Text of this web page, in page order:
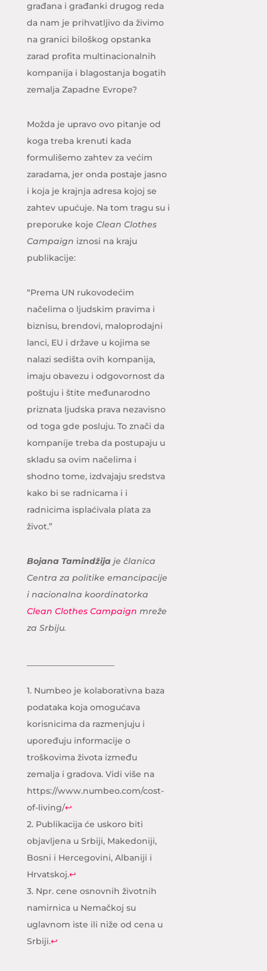
građana i građanki drugog reda
da nam je prihvatljivo da živimo
na granici biloškog opstanka
zarad profita multinacionalnih
kompanija i blagostanja bogatih
zemalja Zapadne Evrope?
Možda je upravo ovo pitanje od
koga treba krenuti kada
formulišemo zahtev za većim
zaradama, jer onda postaje jasno
i koja je krajnja adresa kojoj se
zahtev upućuje. Na tom tragu su i
preporuke koje Clean Clothes
Campaign iznosi na kraju
publikacije:
“Prema UN rukovodećim
načelima o ljudskim pravima i
biznisu, brendovi, maloprodajni
lanci, EU i države u kojima se
nalazi sedišta ovih kompanija,
imaju obavezu i odgovornost da
poštuju i štite međunarodno
priznata ljudska prava nezavisno
od toga gde posluju. To znači da
kompanije treba da postupaju u
skladu sa ovim načelima i
shodno tome, izdvajaju sredstva
kako bi se radnicama i i
radnicima isplaćivala plata za
život.”
Bojana Tamindžijaje članica
Centra za politike emancipacije
i nacionalna koordinatorka
Clean Clothes Campaign mreže
za Srbiju.
1.Numbeo je kolaborativna baza
podataka koja omogućava
korisnicima da razmenjuju i
upoređuju informacije o
troškovima života između
zemalja i gradova. Vidi više na
https://www.numbeo.com/cost-
of-living/↩
2.Publikacija će uskoro biti
objavljena u Srbiji, Makedoniji,
Bosni i Hercegovini, Albaniji i
Hrvatskoj.↩
3.Npr. cene osnovnih životnih
namirnica u Nemačkoj su
uglavnom iste ili niže od cena u
Srbiji.↩